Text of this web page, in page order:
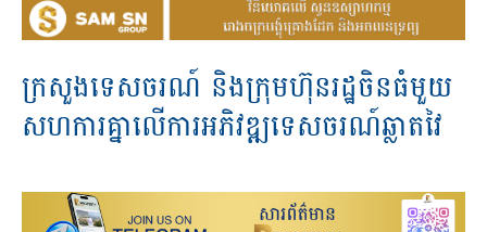
ក្រសួងទេសចរណ៍ និងក្រុមហ៊ុនរដ្ឋចិនធំមួយ
សហការគ្នាលើការអភិវឌ្ឍទេសចរណ៍ឆ្លាតវៃ